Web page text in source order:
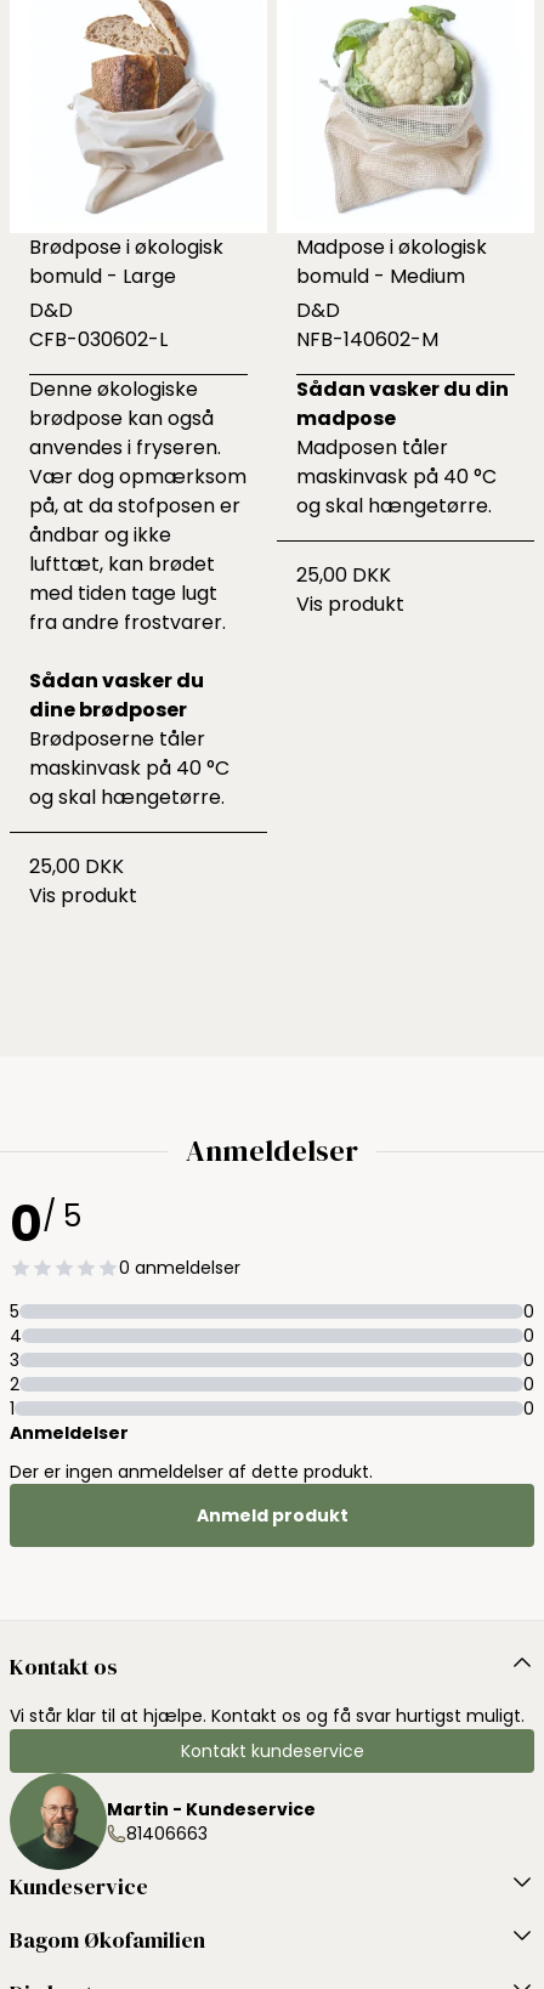
Brødpose i økologisk
bomuld - Large
D&D
CFB-030602-L
Denne økologiske
brødpose kan også
anvendes i fryseren.
Vær dog opmærksom
på, at da stofposen er
åndbar og ikke
lufttæt, kan brødet
med tiden tage lugt
fra andre frostvarer.
Sådan vasker du
dine brødposer
Brødposerne tåler
maskinvask på 40 °C
og skal hængetørre.
25,00 DKK
Vis produkt
Madpose i økologisk
bomuld - Medium
D&D
NFB-140602-M
Sådan vasker du din
madpose
Madposen tåler
maskinvask på 40 °C
og skal hængetørre.
25,00 DKK
Vis produkt
Anmeldelser
0/ 5
0 anmeldelser
5
0
4
0
3
0
2
0
1
0
Anmeldelser
Der er ingen anmeldelser af dette produkt.
Anmeld produkt
Kontakt os
Vi står klar til at hjælpe. Kontakt os og få svar hurtigst muligt.
Kontakt kundeservice
Martin - Kundeservice
81406663
Kundeservice
Bagom Økofamilien